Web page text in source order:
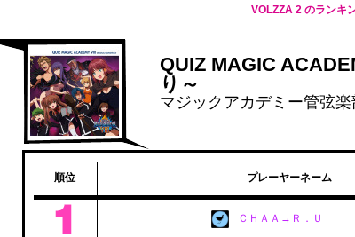
VOLZZA 2 のランキ
QUIZ MAGIC
り～
マジックアカデミー管弦楽
順位 プレーヤーネーム
ＣＨＡＡ→Ｒ．Ｕ